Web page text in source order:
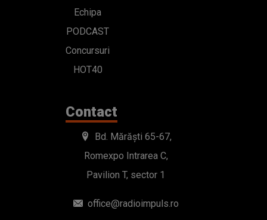
Echipa
PODCAST
Concursuri
HOT40
Contact
Bd. Mărăști 65-67,
Romexpo Intrarea C,
Pavilion T, sector 1
office@radioimpuls.ro